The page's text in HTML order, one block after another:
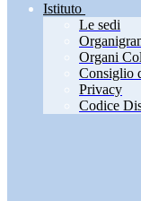
Istituto
Le sedi
Organi
Consiglio
Privacy
Codice